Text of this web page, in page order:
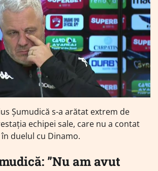
Șumudică s-a arătat extrem de
echipei sale, care nu a contat
duelul cu Dinamo.
”Nu am avut